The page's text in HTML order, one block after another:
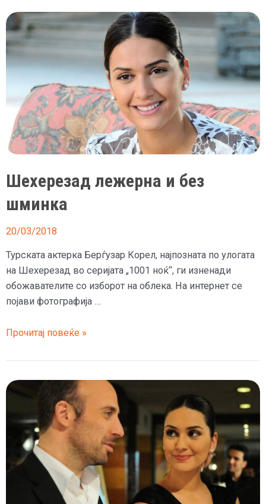
со
малку
шминка
Шехерезад лежерна и без
шминка
20/03/2018
Турската актерка Берѓузар Корел, најпозната по улогата
на Шехерезад во серијата „1001 ноќ“, ги изненади
обожавателите со изборот на облека. На интернет се
појави фотографија …
Шехерезад
и
без
шминка
Прочитај повеќе »